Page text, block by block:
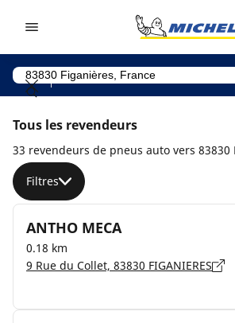
Tous les revendeurs
33 revendeurs de pneus auto vers 83830
Filtres
ANTHO MECA
0.18 km
9 Rue du Collet, 83830 FIGANIERES